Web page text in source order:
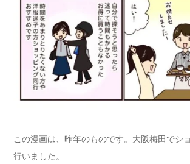
この漫画は、昨年のものです。大阪梅田でシ
行いました。